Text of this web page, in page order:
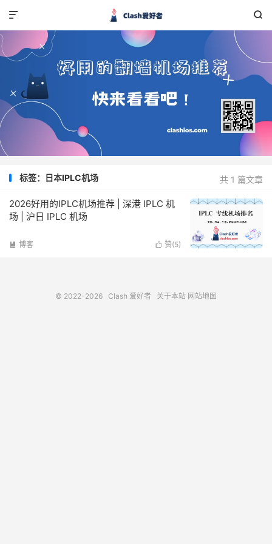


共 1 篇文章
标签：日本IPLC机场
2026好用的IPLC机场推荐 | 深港 IPLC 机
场 | 沪日 IPLC 机场
 赞(5)
 博客
© 2022-2026 Clash 爱好者 关于本站 网站地图